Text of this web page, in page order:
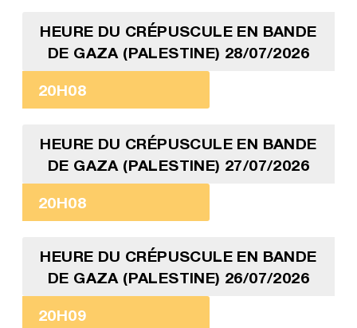
HEURE DU CRÉPUSCULE EN BANDE
DE GAZA (PALESTINE) 28/07/2026
20H08
HEURE DU CRÉPUSCULE EN BANDE
DE GAZA (PALESTINE) 27/07/2026
20H08
HEURE DU CRÉPUSCULE EN BANDE
DE GAZA (PALESTINE) 26/07/2026
20H09